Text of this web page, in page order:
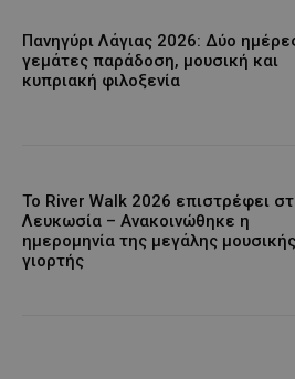
Πανηγύρι Λάγιας 2026: Δύο
γεμάτες παράδοση, μουσική και
κυπριακή φιλοξενία
Το River Walk 2026 επιστρέφει
Λευκωσία – Ανακοινώθηκε η
ημερομηνία της μεγάλης μουσικής
γιορτής